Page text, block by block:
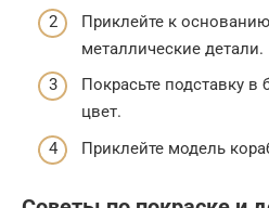
Приклейте к
металлические детали.
Покрасьте подставку
цвет.
Приклейте модель